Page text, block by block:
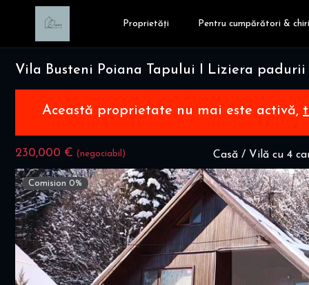
Proprietăți Pentru cumpărători &
Vila Busteni Poiana Tapului I Liziera padurii
Această proprietate nu mai este activă,
230,000 € (negociabil) Casă / Vilă cu 4
Comision 0%